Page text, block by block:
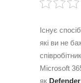
Існує
які ви не
Microsoft
як